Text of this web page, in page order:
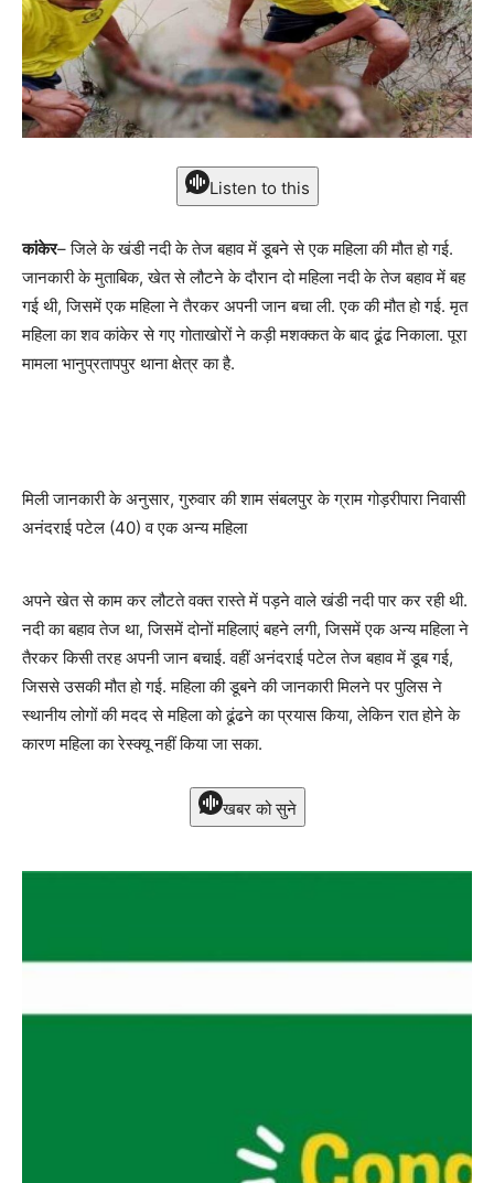
Listen to this
कांकेर– जिले के खंडी नदी के तेज बहाव में डूबने से एक महिला की मौत हो गई.
जानकारी के मुताबिक, खेत से लौटने के दौरान दो महिला नदी के तेज बहाव में बह
गई थी, जिसमें एक महिला ने तैरकर अपनी जान बचा ली. एक की मौत हो गई. मृत
महिला का शव कांकेर से गए गोताखोरों ने कड़ी मशक्कत के बाद ढूंढ निकाला. पूरा
मामला भानुप्रतापपुर थाना क्षेत्र का है.
मिली जानकारी के अनुसार, गुरुवार की शाम संबलपुर के ग्राम गोड़रीपारा निवासी
अनंदराई पटेल (40) व एक अन्य महिला
अपने खेत से काम कर लौटते वक्त रास्ते में पड़ने वाले खंडी नदी पार कर रही थी.
नदी का बहाव तेज था, जिसमें दोनों महिलाएं बहने लगी, जिसमें एक अन्य महिला ने
तैरकर किसी तरह अपनी जान बचाई. वहीं अनंदराई पटेल तेज बहाव में डूब गई,
जिससे उसकी मौत हो गई. महिला की डूबने की जानकारी मिलने पर पुलिस ने
स्थानीय लोगों की मदद से महिला को ढूंढने का प्रयास किया, लेकिन रात होने के
कारण महिला का रेस्क्यू नहीं किया जा सका.
खबर को सुने